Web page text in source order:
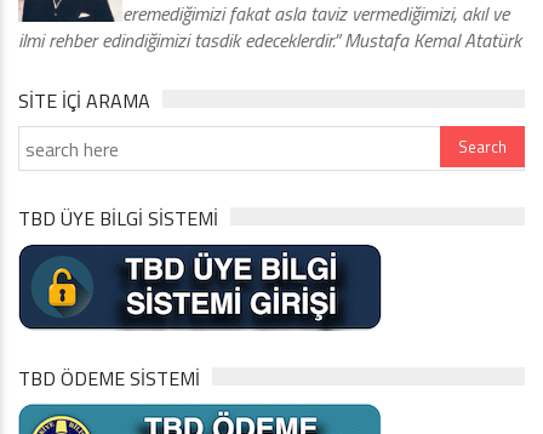
eremediğimizi fakat asla taviz vermediğimizi, akıl ve
ilmi rehber edindiğimizi tasdik edeceklerdir.” Mustafa Kemal Atatürk
SITE IÇI ARAMA
TBD ÜYE BİLGİ SİSTEMİ
TBD ÖDEME SİSTEMİ